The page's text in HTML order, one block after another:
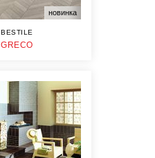
новинка
BESTILE
GRECO